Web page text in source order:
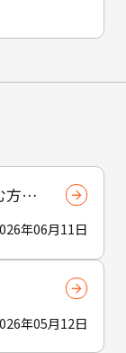
方へ
年06月11日
年05月12日